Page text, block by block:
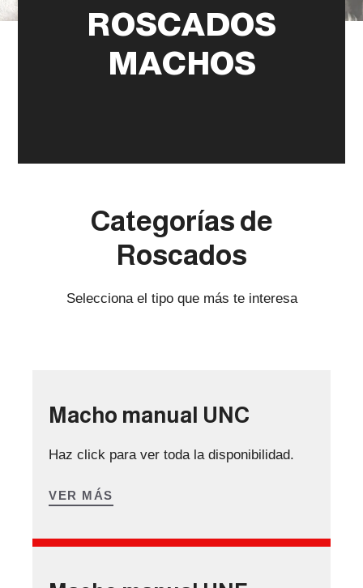
ROSCADOS
MACHOS
Categorías de
Roscados
Selecciona el tipo que más te interesa
Macho manual UNC
Haz click para ver toda la disponibilidad.
VER MÁS